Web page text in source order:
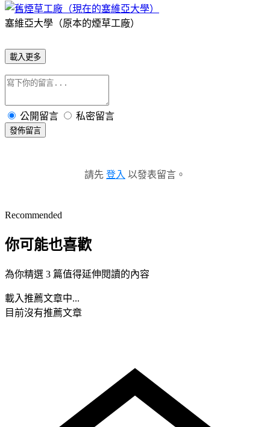
塞維亞大學（原本的煙草工廠）
載入更多
公開留言 私密留言
發佈留言
請先 登入 以發表留言。
Recommended
你可能也喜歡
為你精選 3 篇值得延伸閱讀的內容
載入推薦文章中...
目前沒有推薦文章